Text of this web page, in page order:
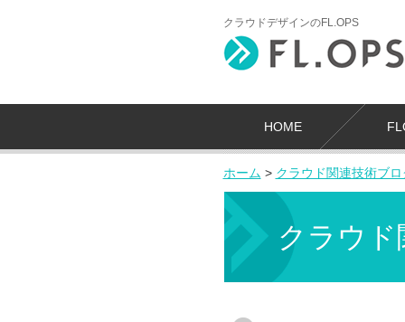
クラウドデザインのFL.OPS
HOME
ホーム > クラウド関連技術ブロ
クラウ